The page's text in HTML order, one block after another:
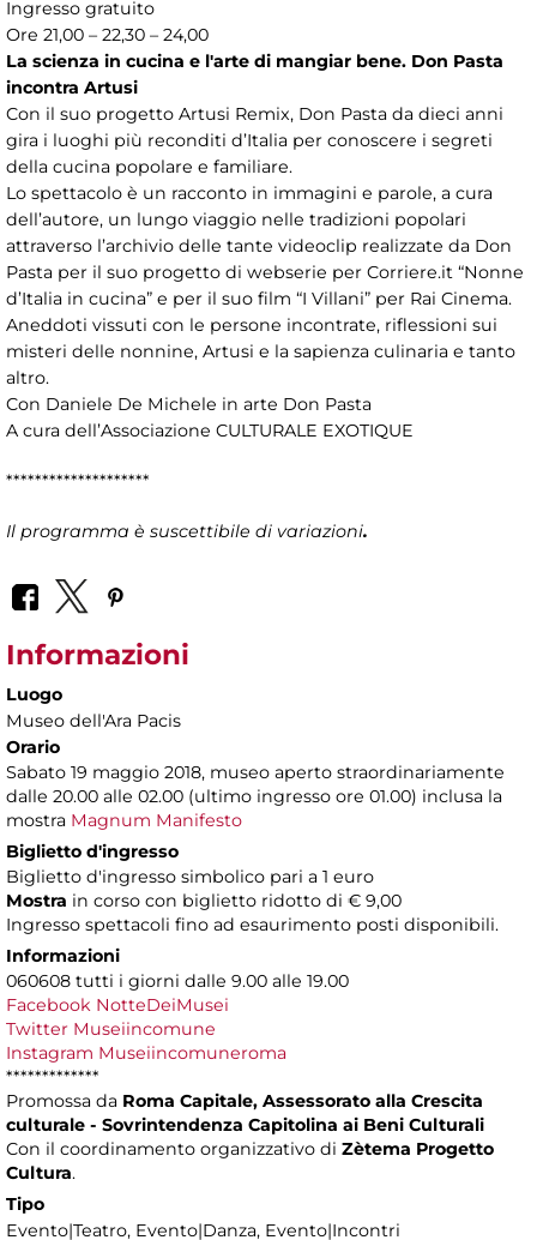
Ingresso gratuito
Ore 21,00 – 22,30 – 24,00
La scienza in cucina e l'arte di mangiar bene. Don Pasta
incontra Artusi
Con il suo progetto Artusi Remix, Don Pasta da dieci anni
gira i luoghi più reconditi d’Italia per conoscere i segreti
della cucina popolare e familiare.
Lo spettacolo è un racconto in immagini e parole, a cura
dell’autore, un lungo viaggio nelle tradizioni popolari
attraverso l’archivio delle tante videoclip realizzate da Don
Pasta per il suo progetto di webserie per Corriere.it “Nonne
d’Italia in cucina” e per il suo film “I Villani” per Rai Cinema.
Aneddoti vissuti con le persone incontrate, riflessioni sui
misteri delle nonnine, Artusi e la sapienza culinaria e tanto
altro.
Con Daniele De Michele in arte Don Pasta
A cura dell’Associazione CULTURALE EXOTIQUE
********************
Il programma è suscettibile di variazioni.
Informazioni
Luogo
Museo dell'Ara Pacis
Orario
Sabato 19 maggio 2018, museo aperto straordinariamente
dalle 20.00 alle 02.00 (ultimo ingresso ore 01.00) inclusa la
mostra Magnum Manifesto
Biglietto d'ingresso
Biglietto d'ingresso simbolico pari a 1 euro
Mostra in corso con biglietto ridotto di € 9,00
Ingresso spettacoli fino ad esaurimento posti disponibili.
Informazioni
060608 tutti i giorni dalle 9.00 alle 19.00
Facebook NotteDeiMusei
Twitter Museiincomune
Instagram Museiincomuneroma
*************
Promossa da Roma Capitale, Assessorato alla Crescita
culturale - Sovrintendenza Capitolina ai Beni Culturali
Con il coordinamento organizzativo di Zètema Progetto
Cultura.
Tipo
Evento|Teatro, Evento|Danza, Evento|Incontri